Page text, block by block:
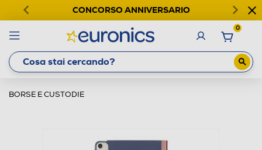
CONCORSO ANNIVERSARIO
0
BORSE E CUSTODIE